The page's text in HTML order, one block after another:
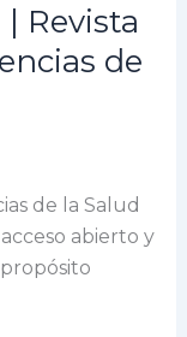
Revista
de
de la Salud
abierto y